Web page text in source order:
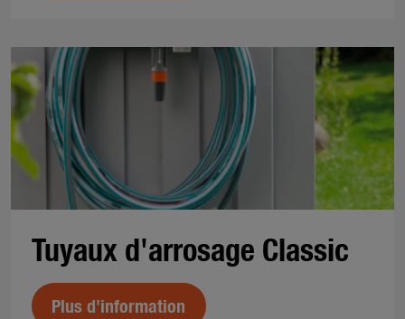
Tuyaux d'arrosage Classic
Plus d'information